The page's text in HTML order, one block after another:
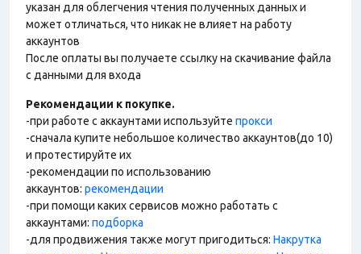
указан для облегчения чтения полученных данных и
может отличаться, что никак не влияет на работу
аккаунтов
После оплаты вы получаете ссылку на скачивание файла
с данными для входа
Рекомендации к покупке.
-при работе с аккаунтами используйте прокси
-сначала купите небольшое количество аккаунтов(до 10)
и протестируйте их
-рекомендации по использованию
аккаунтов: рекомендации
-при помощи каких сервисов можно работать с
аккаунтами: подборка
-для продвижения также могут пригодиться: Накрутка